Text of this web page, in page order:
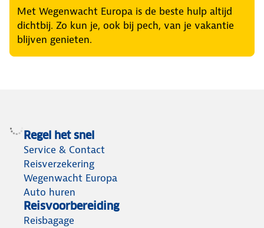
Met Wegenwacht Europa is de beste hulp altijd
dichtbij. Zo kun je, ook bij pech, van je vakantie
blijven genieten.
Regel het snel
Service & Contact
Reisverzekering
Wegenwacht Europa
Auto huren
Reisvoorbereiding
Reisbagage